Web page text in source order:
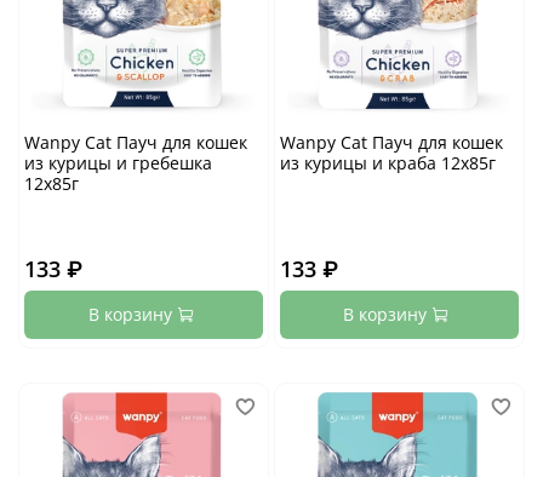
Wanpy Cat Пауч для кошек
из курицы и гребешка
12х85г
133 ₽
В корзину
Wanpy Cat Пауч для кошек
из курицы и краба 12х85г
133 ₽
В корзину